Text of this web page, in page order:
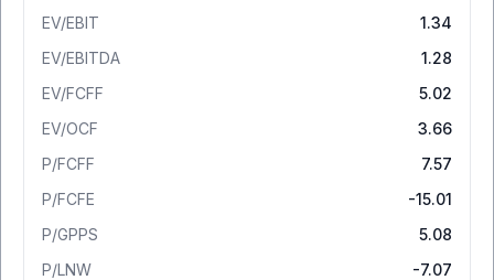
EV/EBIT
1.34
EV/EBITDA
1.28
EV/FCFF
5.02
EV/OCF
3.66
P/FCFF
7.57
P/FCFE
-15.01
P/GPPS
5.08
P/LNW
-7.07